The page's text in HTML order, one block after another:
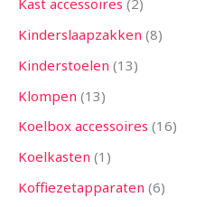
Kast accessoires 2
Kinderslaapzakken 8
Kinderstoelen 13
Klompen 13
Koelbox accessoires 16
Koelkasten 1
Koffiezetapparaten 6